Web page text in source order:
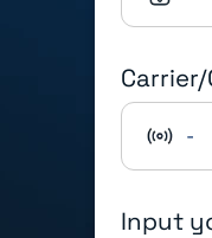
-
Input